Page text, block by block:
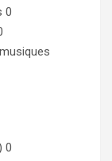
0
0